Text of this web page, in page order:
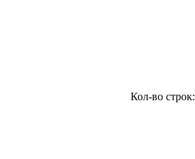
Кол-во строк: